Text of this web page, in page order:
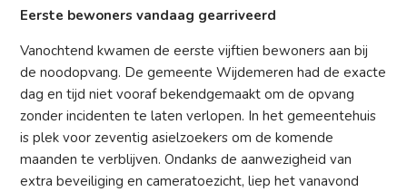
Eerste bewoners vandaag gearriveerd
Vanochtend kwamen de eerste vijftien bewoners aan bij
de noodopvang. De gemeente Wijdemeren had de exacte
dag en tijd niet vooraf bekendgemaakt om de opvang
zonder incidenten te laten verlopen. In het gemeentehuis
is plek voor zeventig asielzoekers om de komende
maanden te verblijven. Ondanks de aanwezigheid van
extra beveiliging en cameratoezicht, liep het vanavond